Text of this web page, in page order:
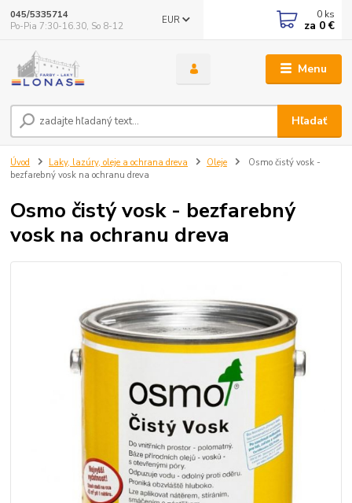
Menu
EUR
Hľadať
045/5335714
Po-Pia 7:30-16.30, So 8-12
0 ks
za 0 €
Úvod Laky, lazúry, oleje a ochrana dreva Oleje
Osmo čistý vosk -
bezfarebný vosk na ochranu dreva
Osmo čistý vosk - bezfarebný
vosk na ochranu dreva